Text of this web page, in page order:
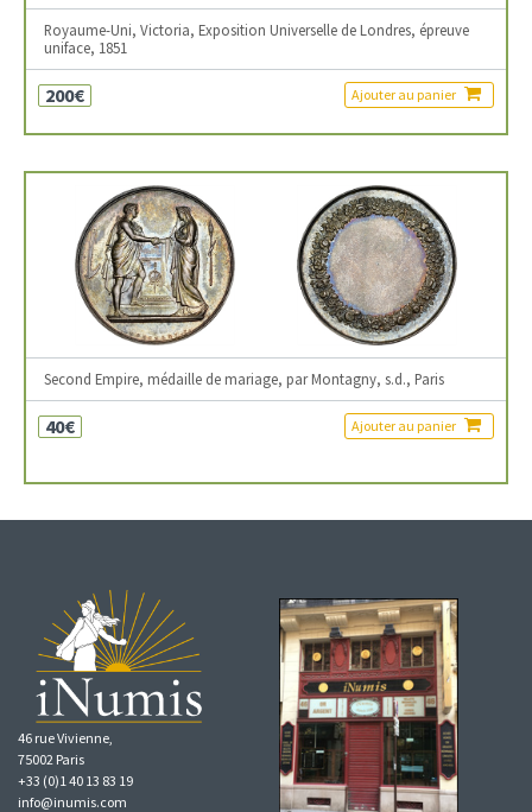
Royaume-Uni, Victoria, Exposition Universelle de Londres, épreuve
uniface, 1851
200€ Ajouter au panier
Second Empire, médaille de mariage, par Montagny, s.d., Paris
40€ Ajouter au panier
46 rue Vivienne,
75002 Paris
+33 (0)1 40 13 83 19
info@inumis.com